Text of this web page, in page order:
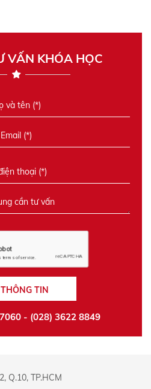
VẤN KHÓA HỌC
TIN
- (028) 3622 8849
Q.10, TP.HCM